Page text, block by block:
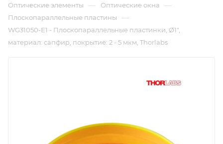
Оптические элементы — Оптические окна —
Плоскопараллельные пластины —
WG31050-E1 - Плоскопараллельные пластинки, Ø1",
материал: сапфир, покрытие: 2 - 5 мкм, Thorlabs